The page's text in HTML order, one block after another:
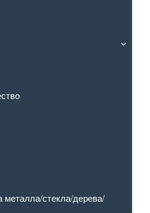
металла/стекла/дерева/